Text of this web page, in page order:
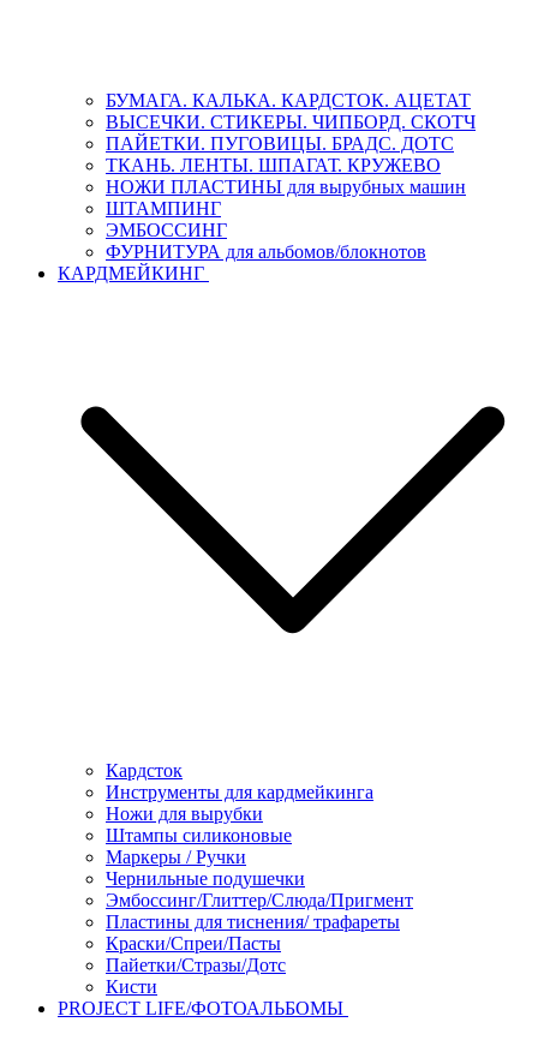
БУМАГА. КАЛЬКА. КАРДСТОК. АЦЕТАТ
ВЫСЕЧКИ. СТИКЕРЫ. ЧИПБОРД. СКОТЧ
ПАЙЕТКИ. ПУГОВИЦЫ. БРАДС. ДОТС
ТКАНЬ. ЛЕНТЫ. ШПАГАТ. КРУЖЕВО
НОЖИ ПЛАСТИНЫ для вырубных машин
ШТАМПИНГ
ЭМБОССИНГ
ФУРНИТУРА для альбомов/блокнотов
КАРДМЕЙКИНГ
Кардсток
Инструменты для кардмейкинга
Ножи для вырубки
Штампы силиконовые
Маркеры / Ручки
Чернильные подушечки
Эмбоссинг/Глиттер/Слюда/Пригмент
Пластины для тиснения/ трафареты
Краски/Спреи/Пасты
Пайетки/Стразы/Дотс
Кисти
PROJECT LIFE/ФОТОАЛЬБОМЫ